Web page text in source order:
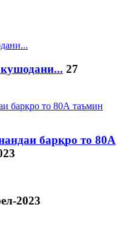
27
барқро то 80А
2023